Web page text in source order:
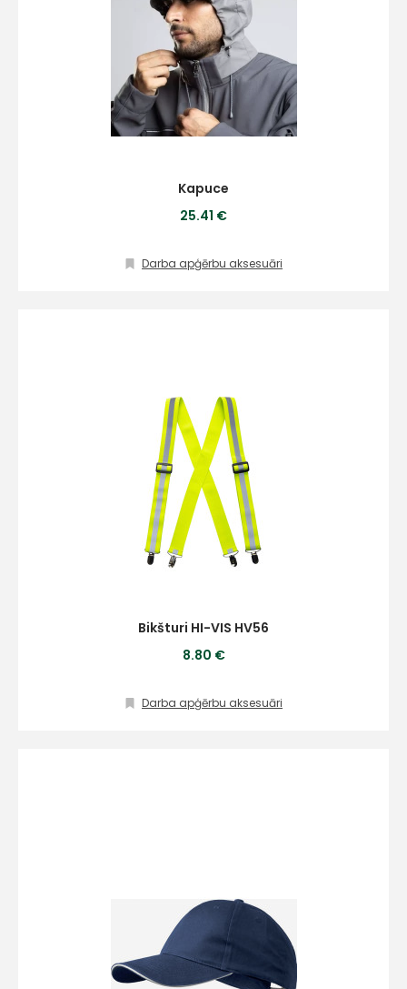
Kapuce
25.41 €
Darba apģērbu aksesuāri
Bikšturi HI-VIS HV56
8.80 €
Darba apģērbu aksesuāri